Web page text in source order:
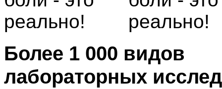
Более 1 000 видов
лабораторных